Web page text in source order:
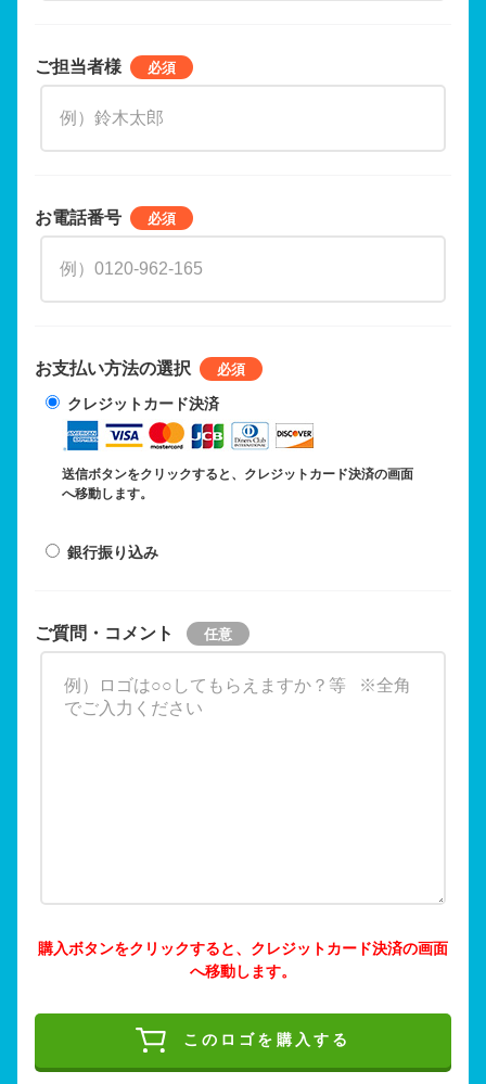
ご担当者様
お電話番号
お支払い方法の選択
クレジットカード決済
送信ボタンをクリックすると、クレジットカード決済の画面
へ移動します。
銀行振り込み
ご質問・コメント
購入ボタンをクリックすると、クレジットカード決済の画面
へ移動します。
このロゴを購入する